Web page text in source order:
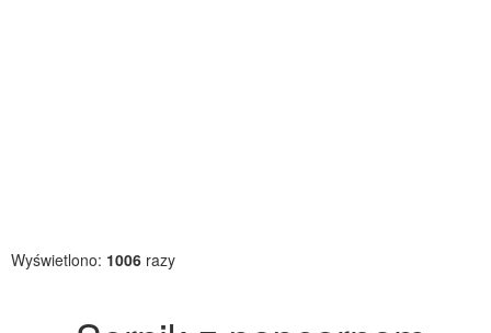
Wyświetlono: 1006 razy